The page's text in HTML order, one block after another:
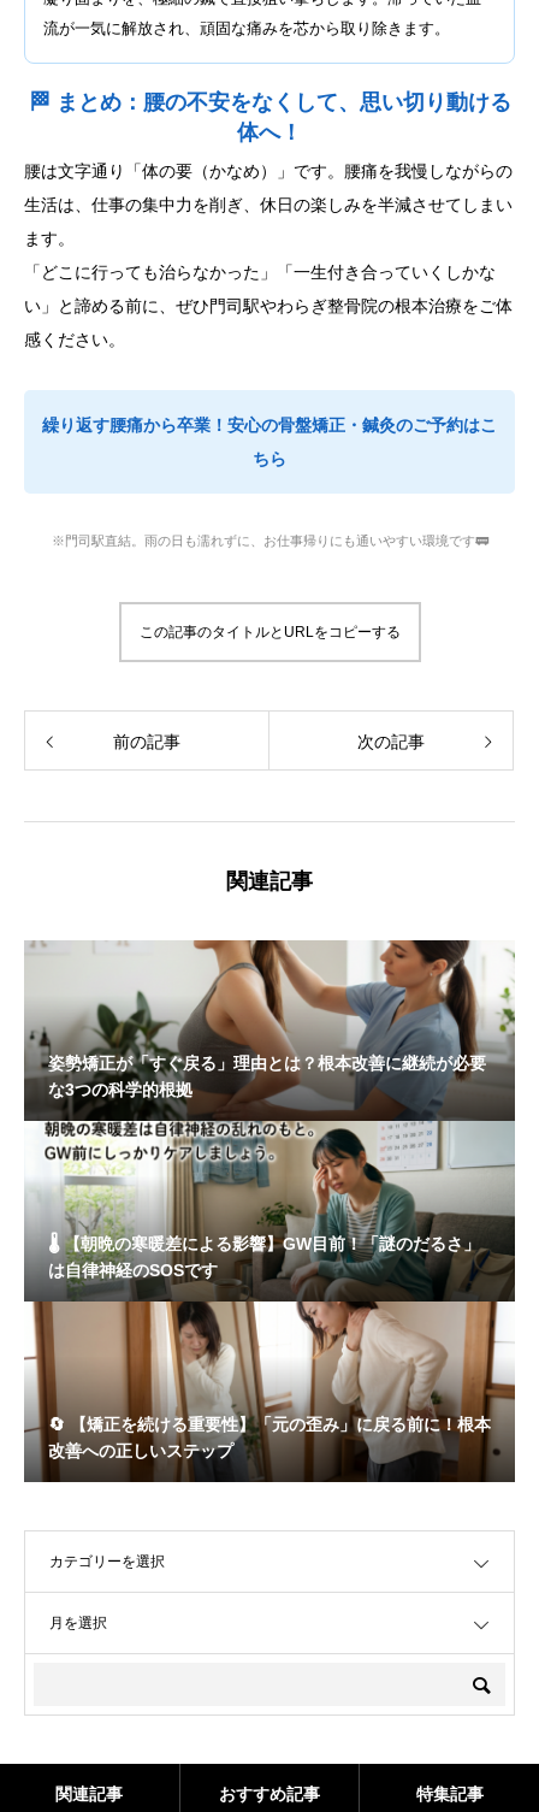
流が一気に解放され、頑固な痛みを芯から取り除きます。
🏁 まとめ：腰の不安をなくして、思い切り動ける
体へ！
腰は文字通り「体の要（かなめ）」です。腰痛を我慢しながらの
生活は、仕事の集中力を削ぎ、休日の楽しみを半減させてしまい
ます。
「どこに行っても治らなかった」「一生付き合っていくしかな
い」と諦める前に、ぜひ門司駅やわらぎ整骨院の根本治療をご体
感ください。
繰り返す腰痛から卒業！安心の骨盤矯正・鍼灸のご予約はこ
ちら
※門司駅直結。雨の日も濡れずに、お仕事帰りにも通いやすい環境です🚃
この記事のタイトルとURLをコピーする
前の記事 次の記事
関連記事
姿勢矯正が「すぐ戻る」理由とは？根本改善に継続が必要
な3つの科学的根拠
🌡️ 【朝晩の寒暖差による影響】GW目前！「謎のだるさ」
は自律神経のSOSです
🔄 【矯正を続ける重要性】「元の歪み」に戻る前に！根本
改善への正しいステップ
関連記事 おすすめ記事 特集記事